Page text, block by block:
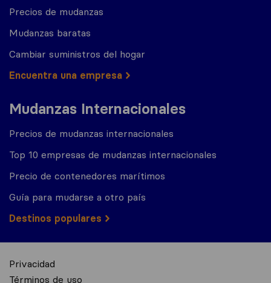
Precios de mudanzas
Mudanzas baratas
Cambiar suministros del hogar
Encuentra una empresa
Mudanzas Internacionales
Precios de mudanzas internacionales
Top 10 empresas de mudanzas internacionales
Precio de contenedores marítimos
Guía para mudarse a otro país
Destinos populares
Privacidad
Términos de uso